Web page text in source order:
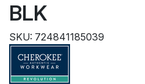
BLK
SKU: 724841185039